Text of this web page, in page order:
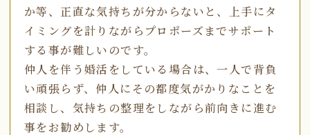
か等、正直な気持ちが分からないと、上手にタ
イミングを計りながらプロポーズまでサポート
する事が難しいのです。
仲人を伴う婚活をしている場合は、一人で背負
い頑張らず、仲人にその都度気がかりなことを
相談し、気持ちの整理をしながら前向きに進む
事をお勧めします。